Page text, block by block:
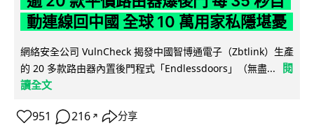
動連線回中國 全球 10 萬用家私隱堪憂
網絡安全公司 VulnCheck 揭發中國智博通電子（Zbtlink）生產
的 20 多款路由器內置後門程式「Endlessdoors」（無盡...
閱
讀全文
951 216 ↗ 分享